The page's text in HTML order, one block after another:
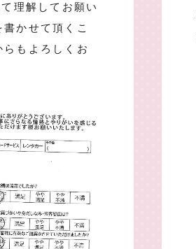
理解してお願い
かせて頂くこ
もよろしくお